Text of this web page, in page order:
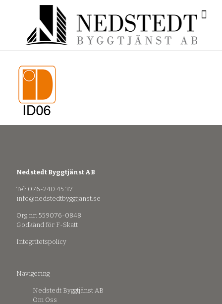
Nedstedt Byggtjänst AB
Tel: 076-240 45 37
info@nedstedtbyggtjanst.se
Org.nr: 559076-0848
Godkänd för F-Skatt
Integritetspolicy
Navigering
Nedstedt Byggtjänst AB
Om Oss